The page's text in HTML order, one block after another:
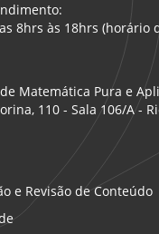
8hrs às 18hrs (horário
Matemática Pura e
110 - Sala 106/A -
e Revisão de Conteúdo